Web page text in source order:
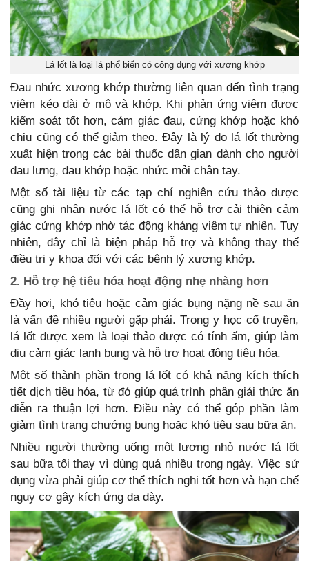
Lá lốt là loại lá phổ biến có công dụng với xương khớp
Đau nhức xương khớp thường liên quan đến tình trạng
viêm kéo dài ở mô và khớp. Khi phản ứng viêm được
kiểm soát tốt hơn, cảm giác đau, cứng khớp hoặc khó
chịu cũng có thể giảm theo. Đây là lý do lá lốt thường
xuất hiện trong các bài thuốc dân gian dành cho người
đau lưng, đau khớp hoặc nhức mỏi chân tay.
Một số tài liệu từ các tạp chí nghiên cứu thảo dược
cũng ghi nhận nước lá lốt có thể hỗ trợ cải thiện cảm
giác cứng khớp nhờ tác động kháng viêm tự nhiên. Tuy
nhiên, đây chỉ là biện pháp hỗ trợ và không thay thế
điều trị y khoa đối với các bệnh lý xương khớp.
2. Hỗ trợ hệ tiêu hóa hoạt động nhẹ nhàng hơn
Đầy hơi, khó tiêu hoặc cảm giác bụng nặng nề sau ăn
là vấn đề nhiều người gặp phải. Trong y học cổ truyền,
lá lốt được xem là loại thảo dược có tính ấm, giúp làm
dịu cảm giác lạnh bụng và hỗ trợ hoạt động tiêu hóa.
Một số thành phần trong lá lốt có khả năng kích thích
tiết dịch tiêu hóa, từ đó giúp quá trình phân giải thức ăn
diễn ra thuận lợi hơn. Điều này có thể góp phần làm
giảm tình trạng chướng bụng hoặc khó tiêu sau bữa ăn.
Nhiều người thường uống một lượng nhỏ nước lá lốt
sau bữa tối thay vì dùng quá nhiều trong ngày. Việc sử
dụng vừa phải giúp cơ thể thích nghi tốt hơn và hạn chế
nguy cơ gây kích ứng dạ dày.